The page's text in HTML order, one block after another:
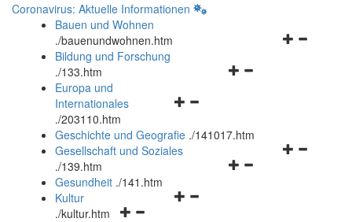
Coronavirus: Aktuelle Informationen
Bauen und Wohnen
./bauenundwohnen.htm
Navigationsmenü
Bildung und Forschung
./133.htm
Navigationsmenü
und
schließen
Europa und
Internationales
./203110.htm
Geschichte und Geografie ./141017.htm
Navigationsmenü
Gesellschaft und Soziales
./139.htm
Navigationsmenü
Gesundheit ./141.htm
Navigationsmenü
Kultur
./kultur.htm